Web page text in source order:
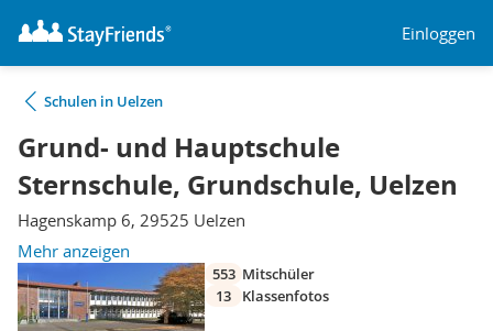
Einloggen
Schulen in Uelzen
Grund- und Hauptschule
Sternschule, Grundschule, Uelzen
Hagenskamp 6, 29525 Uelzen
Mehr anzeigen
553 Mitschüler
13
Klassenfotos